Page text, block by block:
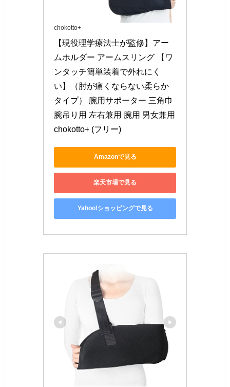
chokotto+
【現役理学療法士が監修】アー
ムホルダー アームスリング 【ワ
ンタッチ簡単装着で外れにく
い】（肘が痛くならない柔らか
タイプ） 腕用サポーター 三角巾
腕吊り用 左右兼用 腕用 男女兼用
chokotto+ (フリー)
Amazonで見る
楽天市場で見る
Yahoo!ショッピングで見る